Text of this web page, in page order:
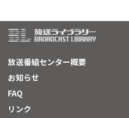
放送番組センター概要
お知らせ
FAQ
リンク